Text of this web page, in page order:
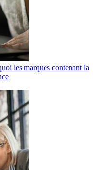
les marques contenant la